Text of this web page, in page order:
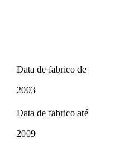
Data de fabrico de
2003
Data de fabrico até
2009